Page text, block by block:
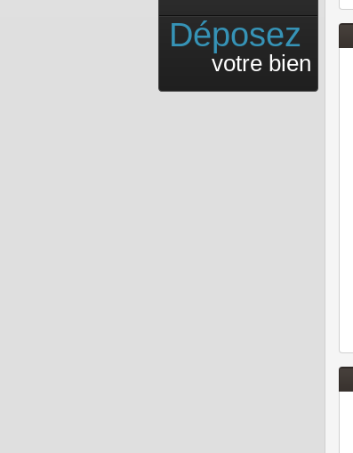
Déposez
votre bien